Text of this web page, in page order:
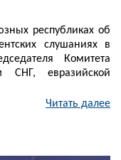
республиках об
слушаниях в
Комитета
СНГ, евразийской
Читать далее